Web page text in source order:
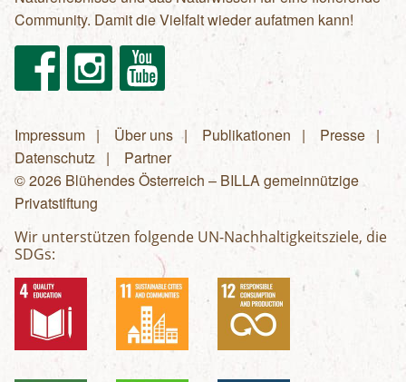
Community. Damit die Vielfalt wieder aufatmen kann!
FacebookInstagram Youtube
Fußzeilenmenü
Impressum Über uns Publikationen
Presse
Datenschutz
Partner
© 2026 Blühendes Österreich – BILLA gemeinnützige
Privatstiftung
Wir unterstützen folgende UN-Nachhaltigkeitsziele, die
SDGs: